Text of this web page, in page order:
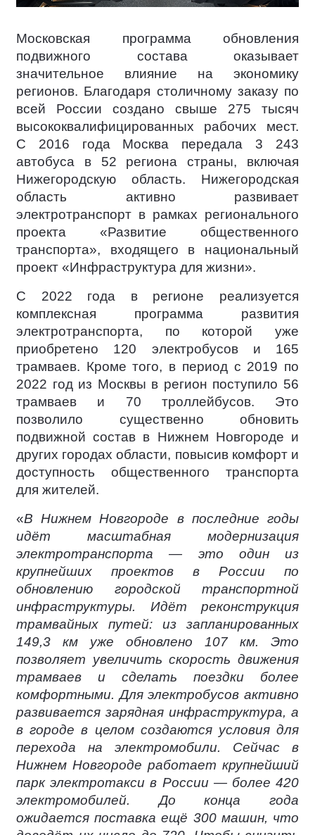
Московская программа обновления
подвижного состава оказывает
значительное влияние на экономику
регионов. Благодаря столичному заказу по
всей России создано свыше 275 тысяч
высококвалифицированных рабочих мест.
С 2016 года Москва передала 3 243
автобуса в 52 региона страны, включая
Нижегородскую область. Нижегородская
область активно развивает
электротранспорт в рамках регионального
проекта «Развитие общественного
транспорта», входящего в национальный
проект «Инфраструктура для жизни».
С 2022 года в регионе реализуется
комплексная программа развития
электротранспорта, по которой уже
приобретено 120 электробусов и 165
трамваев. Кроме того, в период с 2019 по
2022 год из Москвы в регион поступило 56
трамваев и 70 троллейбусов. Это
позволило существенно обновить
подвижной состав в Нижнем Новгороде и
других городах области, повысив комфорт и
доступность общественного транспорта
для жителей.
«В Нижнем Новгороде в последние годы
идёт масштабная модернизация
электротранспорта — это один из
крупнейших проектов в России по
обновлению городской транспортной
инфраструктуры. Идёт реконструкция
трамвайных путей: из запланированных
149,3 км уже обновлено 107 км. Это
позволяет увеличить скорость движения
трамваев и сделать поездки более
комфортными. Для электробусов активно
развивается зарядная инфраструктура, а
в городе в целом создаются условия для
перехода на электромобили. Сейчас в
Нижнем Новгороде работает крупнейший
парк электротакси в России — более 420
электромобилей. До конца года
ожидается поставка ещё 300 машин, что